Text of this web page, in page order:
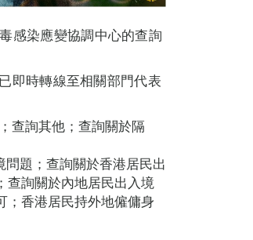
感染應變協調中心的查詢
即時轉線至相關部門代表
查詢其他；查詢關於隔
題；查詢關於香港居民出
查詢關於內地居民出入境
；香港居民持外地僱傭身